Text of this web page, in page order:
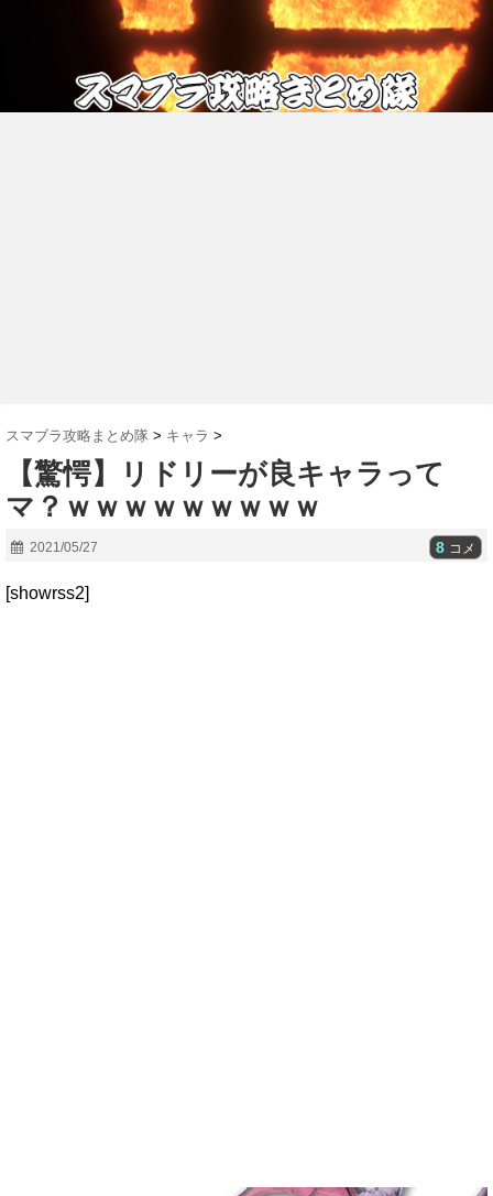
スマブラ攻略まとめ隊 > キャラ >
【驚愕】リドリーが良キャラって
マ？ｗｗｗｗｗｗｗｗｗ
2021/05/27 8 コメ
[showrss2]